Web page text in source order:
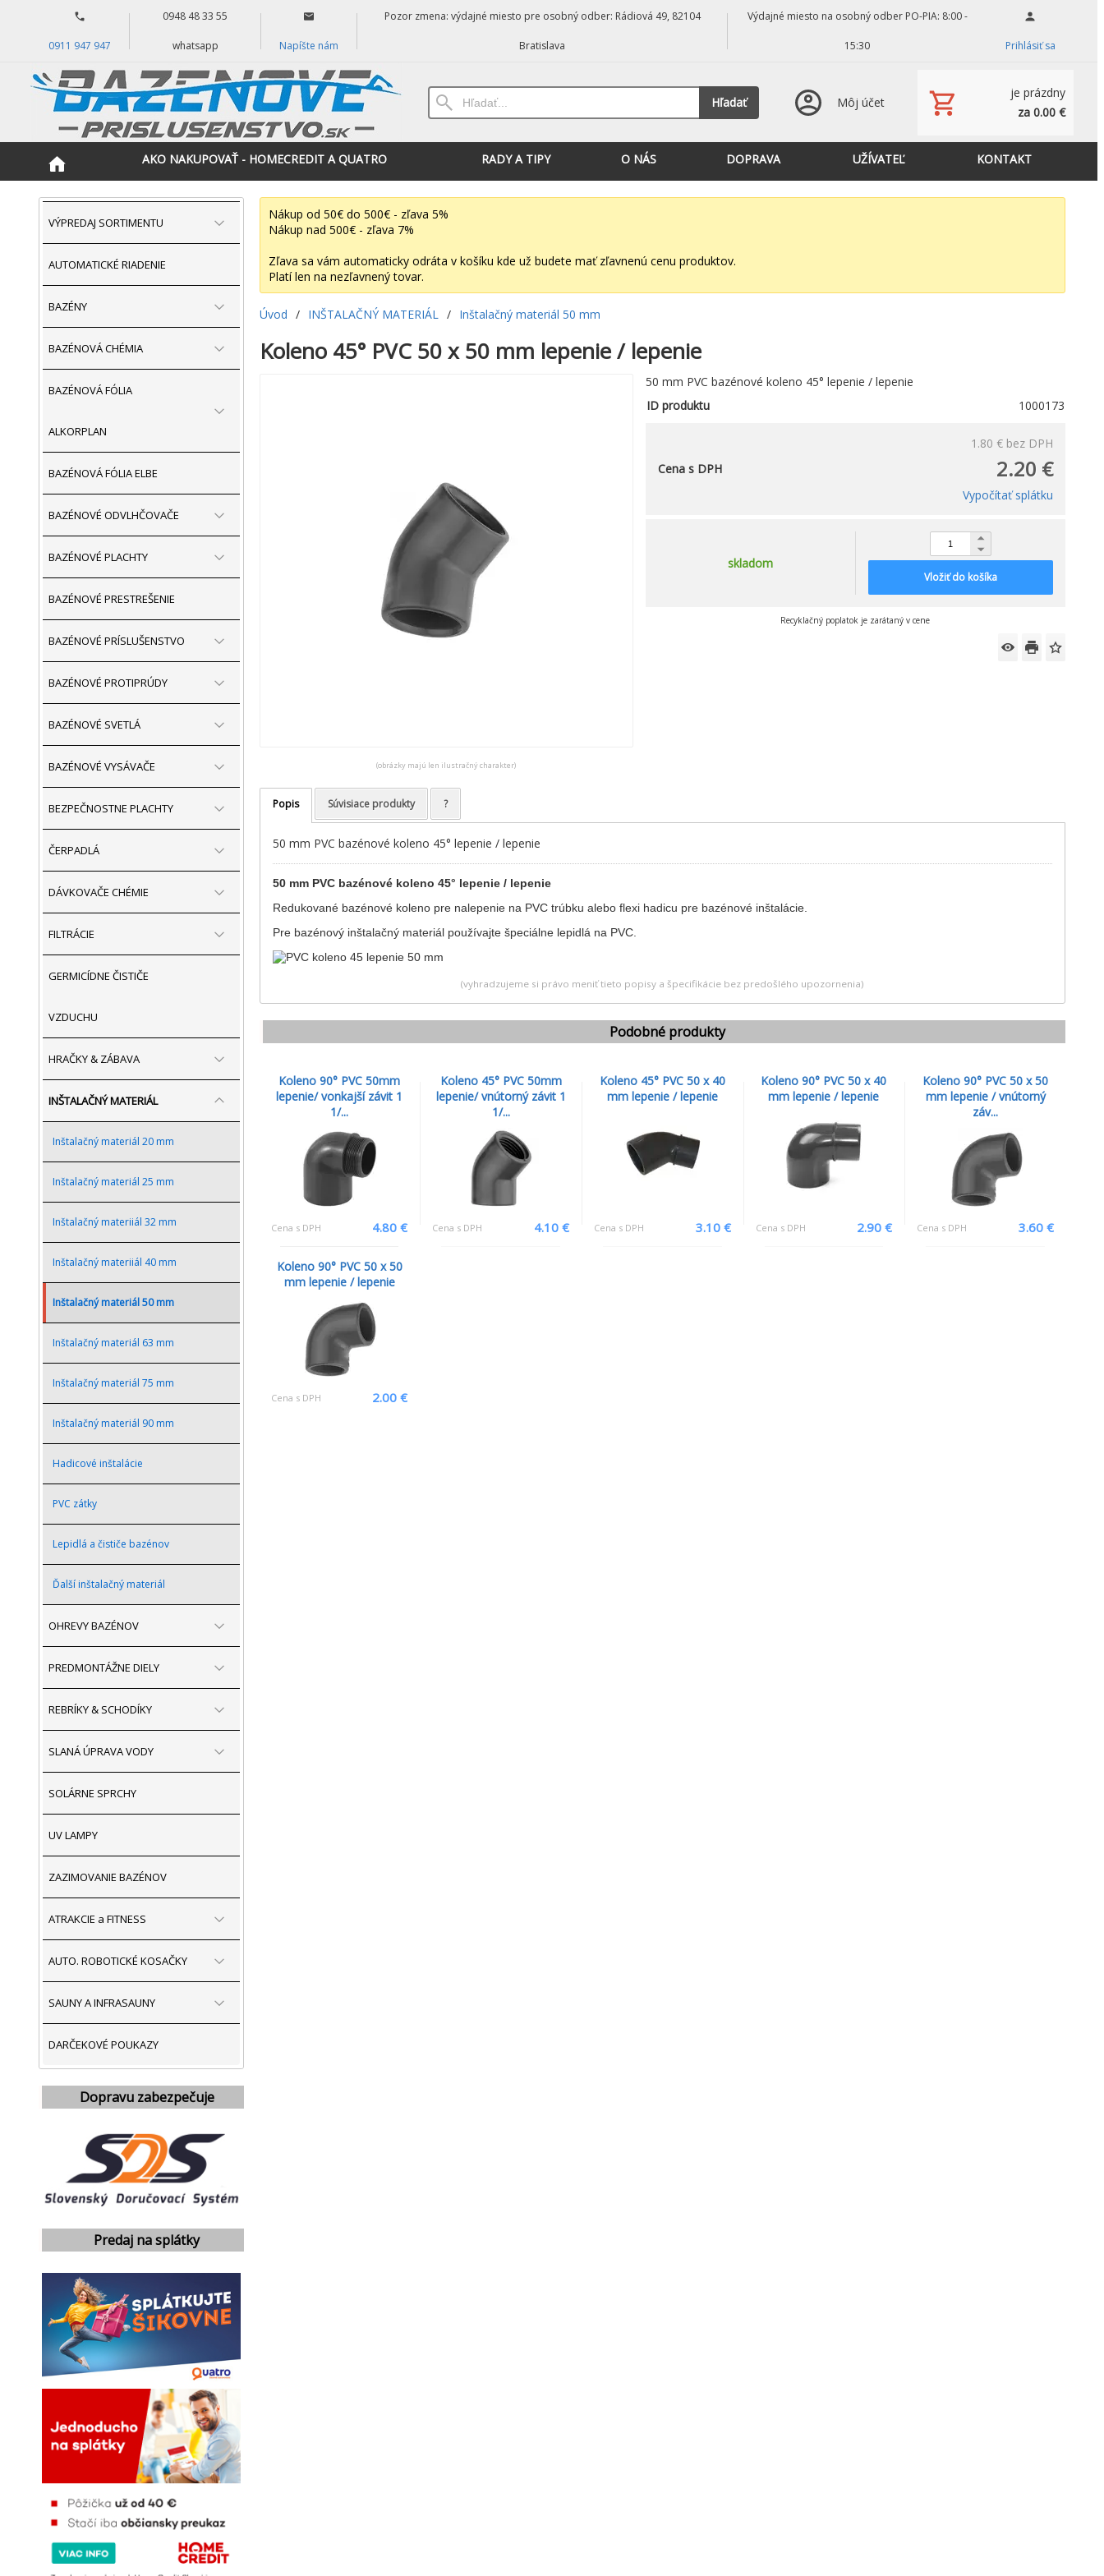
0911 947 947
0948 48 33 55
whatsapp Napíšte nám
Pozor zmena: výdajné miesto pre osobný odber: Rádiová 49, 82104
Bratislava
Výdajné miesto na osobný odber PO-PIA: 8:00 -
15:30 Prihlásiť sa
Hľadať Môj účet
je prázdny
za 0.00 €
AKO NAKUPOVAŤ - HOMECREDIT A QUATRO RADY A TIPY O NÁS DOPRAVA UŽÍVATEĽ KONTAKT
VÝPREDAJ SORTIMENTU
AUTOMATICKÉ RIADENIE
BAZÉNY
BAZÉNOVÁ CHÉMIA
BAZÉNOVÁ FÓLIA
ALKORPLAN
BAZÉNOVÁ FÓLIA ELBE
BAZÉNOVÉ ODVLHČOVAČE
BAZÉNOVÉ PLACHTY
BAZÉNOVÉ PRESTREŠENIE
BAZÉNOVÉ PRÍSLUŠENSTVO
BAZÉNOVÉ PROTIPRÚDY
BAZÉNOVÉ SVETLÁ
BAZÉNOVÉ VYSÁVAČE
BEZPEČNOSTNE PLACHTY
ČERPADLÁ
DÁVKOVAČE CHÉMIE
FILTRÁCIE
GERMICÍDNE ČISTIČE
VZDUCHU
HRAČKY & ZÁBAVA
INŠTALAČNÝ MATERIÁL
Inštalačný materiál 20 mm
Inštalačný materiál 25 mm
Inštalačný materiiál 32 mm
Inštalačný materiiál 40 mm
Inštalačný materiál 50 mm
Inštalačný materiál 63 mm
Inštalačný materiál 75 mm
Inštalačný materiál 90 mm
Hadicové inštalácie
PVC zátky
Lepidlá a čističe bazénov
Ďalší inštalačný materiál
OHREVY BAZÉNOV
PREDMONTÁŽNE DIELY
REBRÍKY & SCHODÍKY
SLANÁ ÚPRAVA VODY
SOLÁRNE SPRCHY
UV LAMPY
ZAZIMOVANIE BAZÉNOV
ATRAKCIE a FITNESS
AUTO. ROBOTICKÉ KOSAČKY
SAUNY A INFRASAUNY
DARČEKOVÉ POUKAZY
Dopravu zabezpečuje
Predaj na splátky
Nákup od 50€ do 500€ - zľava 5%
Nákup nad 500€ - zľava 7%
Zľava sa vám automaticky odráta v košíku kde už budete mať zľavnenú cenu produktov.
Platí len na nezľavnený tovar.
Úvod / INŠTALAČNÝ MATERIÁL / Inštalačný materiál 50 mm
Koleno 45° PVC 50 x 50 mm lepenie / lepenie
(obrázky majú len ilustračný charakter)
50 mm PVC bazénové koleno 45° lepenie / lepenie
ID produktu
1000173
1.80 € bez DPH
2.20 €
Cena s DPH
Vypočítať splátku
skladom
Vložiť do košíka
Recyklačný poplatok je zarátaný v cene
Popis Súvisiace produkty ?
50 mm PVC bazénové koleno 45° lepenie / lepenie
50 mm PVC bazénové koleno 45° lepenie / lepenie
Redukované bazénové koleno pre nalepenie na PVC trúbku alebo flexi hadicu pre bazénové inštalácie.
Pre bazénový inštalačný materiál používajte špeciálne lepidlá na PVC.
(vyhradzujeme si právo meniť tieto popisy a špecifikácie bez predošlého upozornenia)
Podobné produkty
Koleno 90° PVC 50mm
lepenie/ vonkajší závit 1
1/...
Cena s DPH 4.80 €
Koleno 45° PVC 50mm
lepenie/ vnútorný závit 1
1/...
Cena s DPH 4.10 €
Koleno 45° PVC 50 x 40
mm lepenie / lepenie
Cena s DPH 3.10 €
Koleno 90° PVC 50 x 40
mm lepenie / lepenie
Cena s DPH 2.90 €
Koleno 90° PVC 50 x 50
mm lepenie / vnútorný
záv...
Cena s DPH 3.60 €
Koleno 90° PVC 50 x 50
mm lepenie / lepenie
Cena s DPH 2.00 €